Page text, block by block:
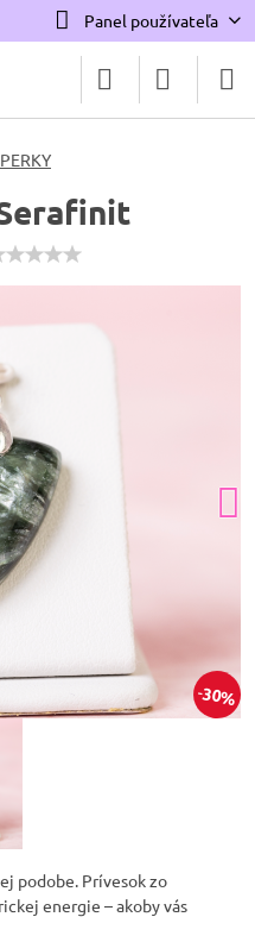
Panel používateľa
30%
podobe. Prívesok zo
energie – akoby vás